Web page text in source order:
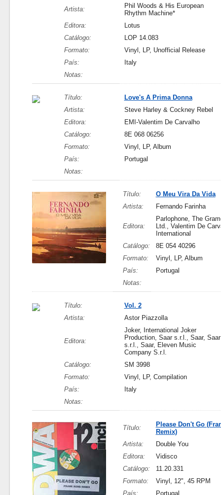
Artista:
Phil Woods & His European
Rhythm Machine*
Editora:
Lotus
Catálogo:
LOP 14.083
Formato:
Vinyl, LP, Unofficial Release
País:
Italy
Notas:
Título:
Love's A Prima Donna
Artista:
Steve Harley & Cockney Rebel
Editora:
EMI-Valentim De Carvalho
Catálogo:
8E 068 06256
Formato:
Vinyl, LP, Album
País:
Portugal
Notas:
Título:
O Meu Vira Da Vida
Artista:
Fernando Farinha
Editora:
Parlophone, The
Ltd., Valentim De
International
Catálogo:
8E 054 40296
Formato:
Vinyl, LP, Album
País:
Portugal
Notas:
Título:
Vol. 2
Artista:
Astor Piazzolla
Editora:
Joker, International Joker
Production, Saar s.r.l., Saar, Saar
s.r.l., Saar, Eleven Music
Company S.r.l.
Catálogo:
SM 3998
Formato:
Vinyl, LP, Compilation
País:
Italy
Notas:
Título:
Please Don't Go
Remix)
Artista:
Double You
Editora:
Vidisco
Catálogo:
11.20.331
Formato:
Vinyl, 12", 45 RPM
País:
Portugal